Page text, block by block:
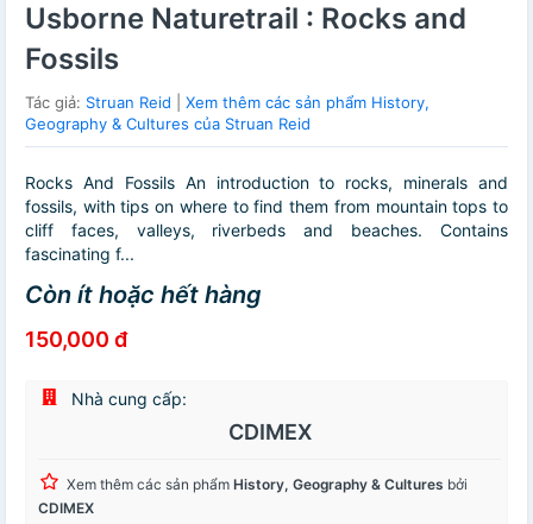
Usborne Naturetrail : Rocks and
Fossils
Tác giả: Struan Reid
Xem thêm các sản phẩm History,
Geography & Cultures của Struan Reid
Rocks And Fossils An introduction to rocks, minerals and
fossils, with tips on where to find them from mountain tops to
cliff faces, valleys, riverbeds and beaches. Contains
fascinating f...
Còn ít hoặc hết hàng
150,000 đ
Nhà cung cấp:
CDIMEX
Xem thêm các sản phẩm History, Geography & Cultures bởi
CDIMEX